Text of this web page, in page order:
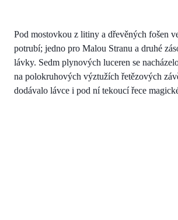
Pod mostovkou z litiny a dřevěných fošen
potrubí; jedno pro Malou Stranu a druhé
lávky. Sedm plynových luceren se
na polokruhových výztužích řetězových
dodávalo lávce i pod ní tekoucí řece